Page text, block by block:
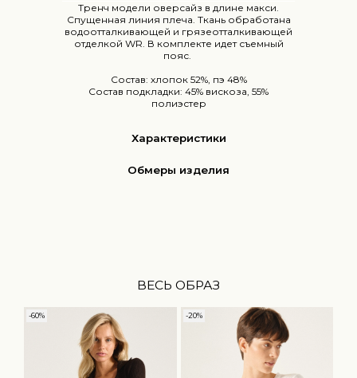
Тренч модели оверсайз в длине макси.
Спущенная линия плеча. Ткань обработана
водоотталкивающей и грязеотталкивающей
отделкой WR. В комплекте идет съемный
пояс.
Состав: хлопок 52%, пэ 48%
Состав подкладки: 45% вискоза, 55%
полиэстер
Характеристики
Обмеры изделия
ВЕСЬ ОБРАЗ
-60% -20%